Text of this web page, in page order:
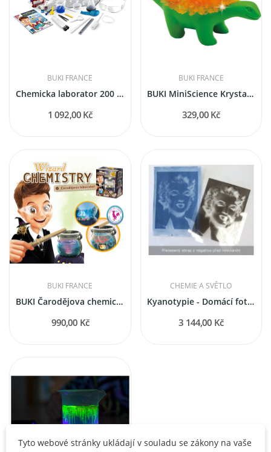
BUKI FRANCE
Chemicka laborator 200 pokusů
1 092,00 Kč
BUKI FRANCE
BUKI MiniScience Krystalový dinosaurus
329,00 Kč
BUKI FRANCE
BUKI Čarodějova chemická laboratoř
990,00 Kč
CHEMIE A SVĚTLO
Kyanotypie - Domácí fotolaboratoř
3 144,00 Kč
Tyto webové stránky ukládají v souladu se zákony na vaše